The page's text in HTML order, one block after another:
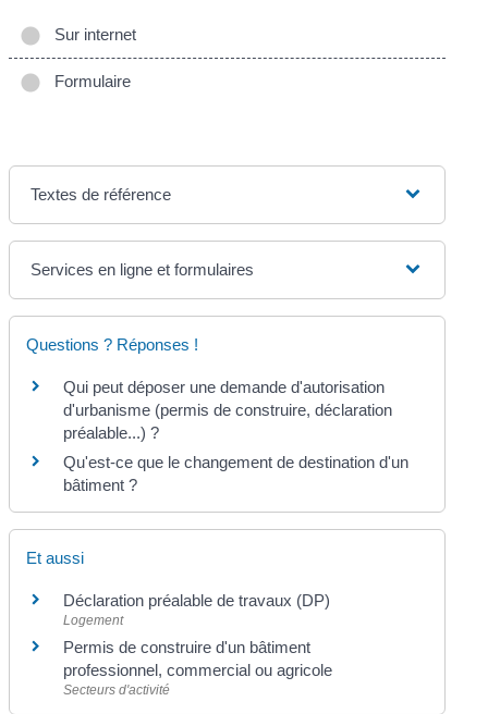
Sur internet
Formulaire
Textes de référence
Services en ligne et formulaires
Questions ? Réponses !
Qui peut déposer une demande d'autorisation
d'urbanisme (permis de construire, déclaration
préalable...) ?
Qu'est-ce que le changement de destination d'un
bâtiment ?
Et aussi
Déclaration préalable de travaux (DP)
Logement
Permis de construire d'un bâtiment
professionnel, commercial ou agricole
Secteurs d'activité